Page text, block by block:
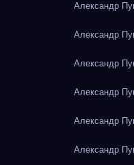
Александр
Александр
Александр
Александр
Александр
Александр